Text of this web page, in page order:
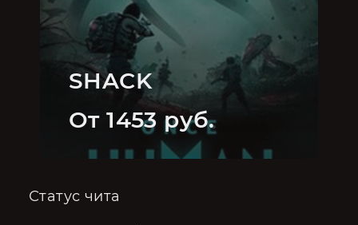
SHACK
От 1453 руб.
Статус чита